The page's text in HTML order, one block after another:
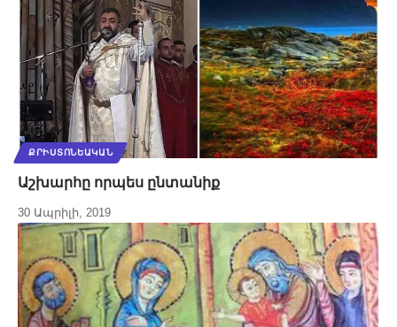
ՔՐԻՍՏՈՆԵԱԿԱՆ
Աշխարհը որպես ընտանիք
30 Ապրիլի, 2019